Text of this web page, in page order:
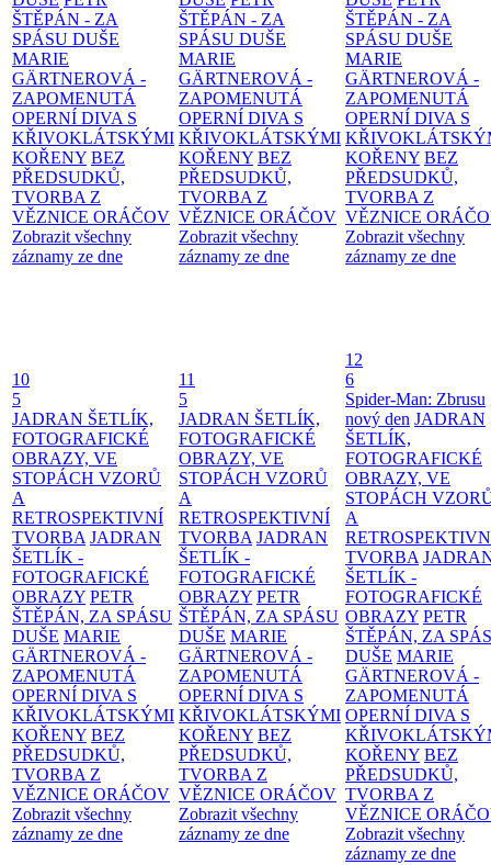
ŠTĚPÁN - ZA
SPÁSU DUŠE
MARIE
GÄRTNEROVÁ -
ZAPOMENUTÁ
OPERNÍ DIVA S
KŘIVOKLÁTSKÝMI
KOŘENY BEZ
PŘEDSUDKŮ,
TVORBA Z
VĚZNICE ORÁČOV
Zobrazit všechny
záznamy ze dne
ŠTĚPÁN - ZA
SPÁSU DUŠE
MARIE
GÄRTNEROVÁ -
ZAPOMENUTÁ
OPERNÍ DIVA S
KŘIVOKLÁTSKÝMI
KOŘENY BEZ
PŘEDSUDKŮ,
TVORBA Z
VĚZNICE ORÁČOV
Zobrazit všechny
záznamy ze dne
ŠTĚPÁN - ZA
SPÁSU DUŠE
MARIE
GÄRTNEROVÁ -
ZAPOMENUTÁ
OPERNÍ DIVA S
KOŘENY BEZ
PŘEDSUDKŮ,
TVORBA Z
VĚZNICE
Zobrazit všechny
záznamy ze dne
10
5
JADRAN ŠETLÍK,
FOTOGRAFICKÉ
OBRAZY, VE
STOPÁCH VZORŮ
A
RETROSPEKTIVNÍ
TVORBA JADRAN
ŠETLÍK -
FOTOGRAFICKÉ
OBRAZY PETR
ŠTĚPÁN, ZA SPÁSU
DUŠE MARIE
GÄRTNEROVÁ -
ZAPOMENUTÁ
OPERNÍ DIVA S
KŘIVOKLÁTSKÝMI
KOŘENY BEZ
PŘEDSUDKŮ,
TVORBA Z
VĚZNICE ORÁČOV
Zobrazit všechny
záznamy ze dne
11
5
JADRAN ŠETLÍK,
FOTOGRAFICKÉ
OBRAZY, VE
STOPÁCH VZORŮ
A
RETROSPEKTIVNÍ
TVORBA JADRAN
ŠETLÍK -
FOTOGRAFICKÉ
OBRAZY PETR
ŠTĚPÁN, ZA SPÁSU
DUŠE MARIE
GÄRTNEROVÁ -
ZAPOMENUTÁ
OPERNÍ DIVA S
KŘIVOKLÁTSKÝMI
KOŘENY BEZ
PŘEDSUDKŮ,
TVORBA Z
VĚZNICE ORÁČOV
Zobrazit všechny
záznamy ze dne
12
6
Spider-Man: Zbrusu
nový den JADRAN
ŠETLÍK,
FOTOGRAFICKÉ
OBRAZY, VE
STOPÁCH
A
TVORBA
ŠETLÍK -
FOTOGRAFICKÉ
OBRAZY PETR
ŠTĚPÁN, ZA
DUŠE MARIE
GÄRTNEROVÁ -
ZAPOMENUTÁ
OPERNÍ DIVA S
KOŘENY BEZ
PŘEDSUDKŮ,
TVORBA Z
VĚZNICE
Zobrazit všechny
záznamy ze dne